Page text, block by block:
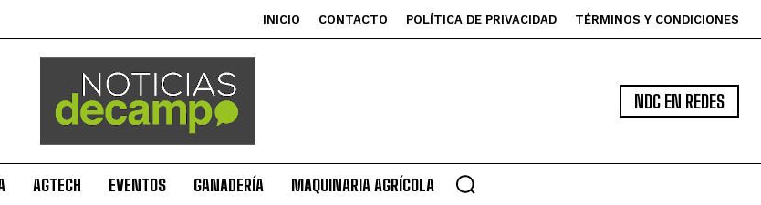
INICIO CONTACTO POLÍTICA DE PRIVACIDAD TÉRMINOS Y CONDICIONES
NDC EN REDES
AGTECH EVENTOS GANADERÍA MAQUINARIA AGRÍCOLA